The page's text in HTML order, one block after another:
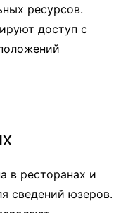
ресурсов.
доступ с
в ресторанах и
сведений юзеров.